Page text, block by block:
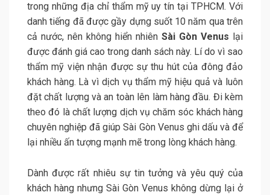
trong những địa chỉ thẩm mỹ uy tín tại TPHCM. Với
danh tiếng đã được gầy dựng suốt 10 năm qua trên
cả nước, nên không hiển nhiên Sài Gòn Venus lại
được đánh giá cao trong danh sách này. Lí do vì sao
thẩm mỹ viện nhận được sự thu hút của đông đảo
khách hàng. Là vì dịch vụ thẩm mỹ hiệu quả và luôn
đặt chất lượng và an toàn lên làm hàng đầu. Đi kèm
theo đó là chất lượng dịch vụ chăm sóc khách hàng
chuyên nghiệp đã giúp Sài Gòn Venus ghi dấu và để
lại nhiều ấn tượng mạnh mẽ trong lòng khách hàng.
Dành được rất nhiêu sự tin tưởng và yêu quý của
khách hàng nhưng Sài Gòn Venus không dừng lại ở